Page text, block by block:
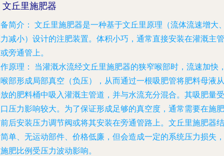
文丘里施肥器
简介： 文丘里施肥器是一种基于文丘里原理（流体流速增大
减小）设计的注肥装置。体积小巧，通常直接安装在灌溉主管
旁通管上。
原理：
当灌溉水流经文丘里施肥器的狭窄喉部时，流速加快
部形成局部真空（负压），从而通过一根吸肥管将肥料母液从
的肥料桶中吸入灌溉主管道，并与水流充分混合。其吸肥量受
压力影响较大。为了保证形成足够的真空度，通常需要在施肥
后安装压力调节阀或将其安装在旁通管路上。文丘里施肥器结
单、无运动部件、价格低廉，但会造成一定的系统压力损失，
肥比例受压力波动影响。